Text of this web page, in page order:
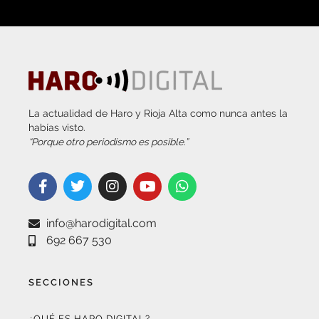
La actualidad de Haro y Rioja Alta como nunca antes la
habías visto.
“Porque otro periodismo es posible.”
info@harodigital.com
692 667 530
SECCIONES